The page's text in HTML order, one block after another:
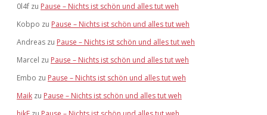
0l4f zu Pause – Nichts ist schön und alles tut weh
Kobpo zu Pause – Nichts ist schön und alles tut weh
Andreas zu Pause – Nichts ist schön und alles tut weh
Marcel zu Pause – Nichts ist schön und alles tut weh
Embo zu Pause – Nichts ist schön und alles tut weh
Maik zu Pause – Nichts ist schön und alles tut weh